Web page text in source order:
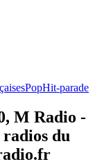
PopHit-parade
M Radio -
du